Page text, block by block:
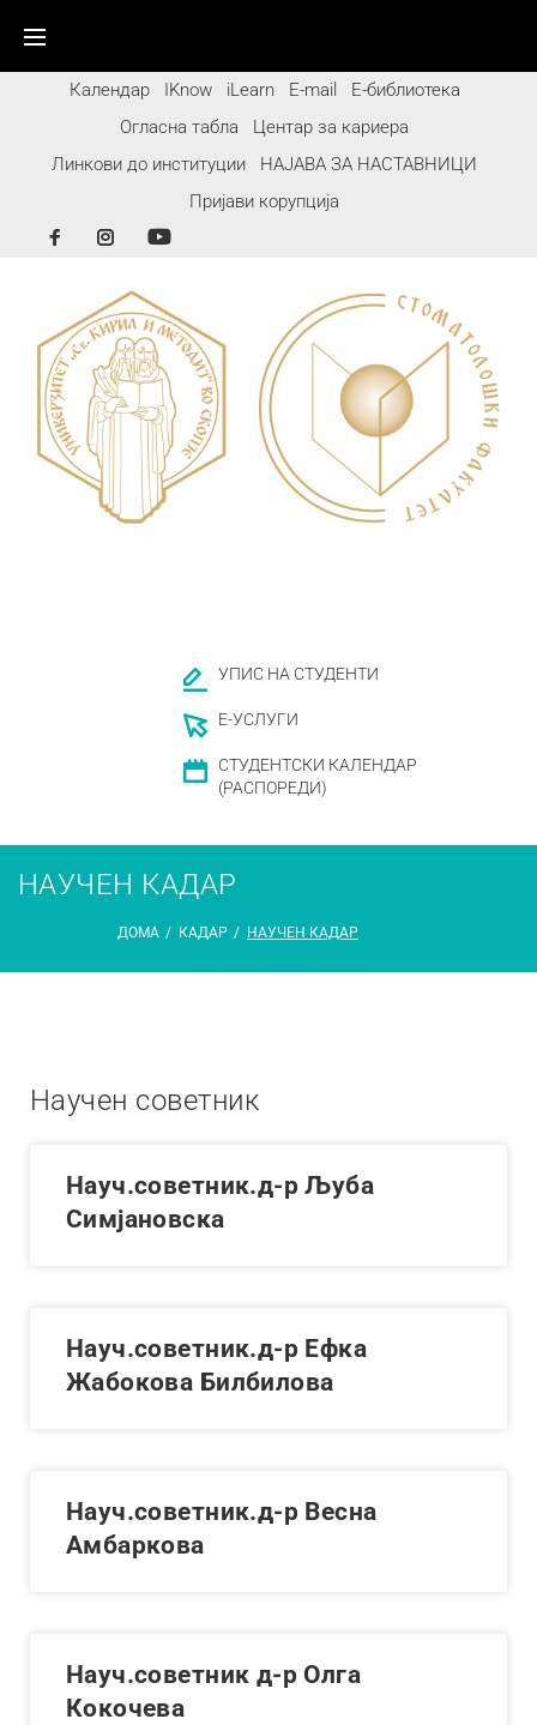
Календар IKnow iLearn E-mail
Е-библиотека
Огласна табла
Центар за кариера
Линкови до институции
НАЈАВА ЗА НАСТАВНИЦИ
Пријави корупција
УПИС НА СТУДЕНТИ
Е-УСЛУГИ
СТУДЕНТСКИ КАЛЕНДАР
(РАСПОРЕДИ)
НАУЧЕН КАДАР
ДОМА / КАДАР / НАУЧЕН КАДАР
Научен советник
Науч.советник.д-р Љуба
Симјановска
Науч.советник.д-р Ефка
Жабокова Билбилова
Науч.советник.д-р Весна
Амбаркова
Науч.советник д-р Олга
Кокочева